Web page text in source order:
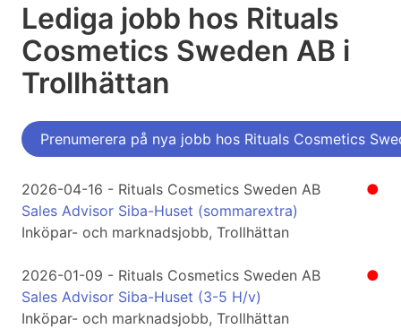
Lediga jobb hos Rituals
Cosmetics Sweden AB i
Trollhättan
Prenumerera på nya jobb hos Rituals Cosmetics
●
2026-04-16 - Rituals Cosmetics Sweden AB
Sales Advisor Siba-Huset (sommarextra)
Inköpar- och marknadsjobb, Trollhättan
●
2026-01-09 - Rituals Cosmetics Sweden AB
Sales Advisor Siba-Huset (3-5 H/v)
Inköpar- och marknadsjobb, Trollhättan